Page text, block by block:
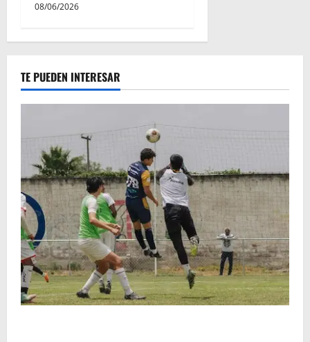
08/06/2026
TE PUEDEN INTERESAR